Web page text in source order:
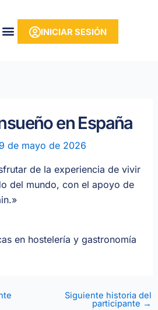
INICIAR SESIÓN
en España
de mayo de 2026
de la experiencia de vivir
del mundo, con el apoyo de
»
en hostelería y gastronomía
Siguiente historia del
participante →